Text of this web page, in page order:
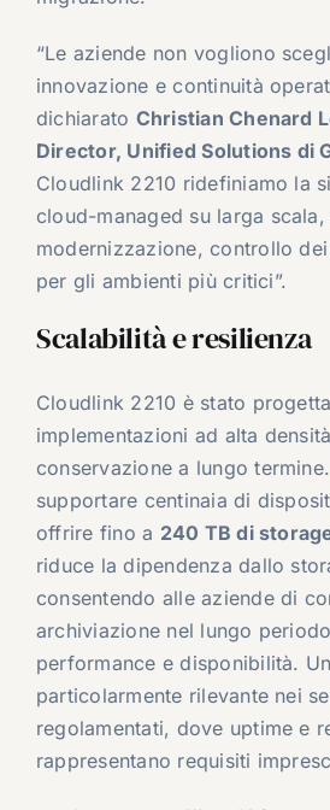
“Le aziende non vogliono
innovazione e continuità
dichiarato Christian Chenard
Director, Unified Solutions di
Cloudlink 2210 ridefiniamo la
cloud-managed su larga
modernizzazione, controllo
per gli ambienti più critici”.
Scalabilità e resilienza
Cloudlink 2210 è stato
implementazioni ad alta
conservazione a lungo
supportare centinaia di
offrire fino a 240 TB di
riduce la dipendenza dallo
consentendo alle aziende di
archiviazione nel lungo
performance e disponibilità.
particolarmente rilevante nei
regolamentati, dove uptime e
rappresentano requisiti